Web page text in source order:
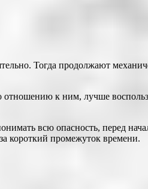
Тогда продолжают
отношению к ним, лучше
всю опасность, перед
короткий промежуток времени.